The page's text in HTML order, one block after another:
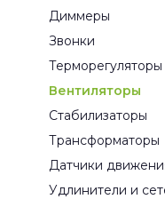
Диммеры
Звонки
Терморегуляторы
Вентиляторы
Стабилизаторы
Трансформаторы
Датчики
Удлинители и